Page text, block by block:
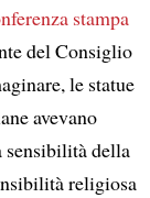
stampa
del Consiglio
le statue
avevano
sensibilità della
religiosa